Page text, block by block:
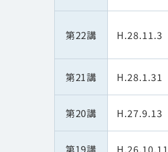
第22講 H.28.11.3
第21講 H.28.1.31
第20講 H.27.9.13
第19講 H.26.10.11